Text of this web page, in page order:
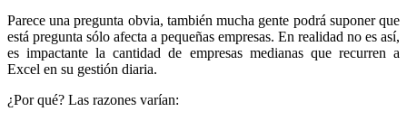
Parece una pregunta obvia, también mucha gente podrá suponer que
está pregunta sólo afecta a pequeñas empresas. En realidad no es así,
es impactante la cantidad de empresas medianas que recurren a
Excel en su gestión diaria.
¿Por qué? Las razones varían: